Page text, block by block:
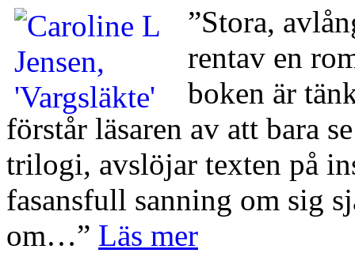
”Stora,
rentav en
boken är
förstår läsaren av att bara
trilogi, avslöjar texten på
fasansfull sanning om sig
om…” Läs mer